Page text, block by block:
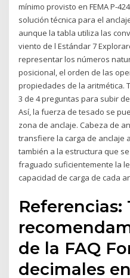
mínimo provisto en FEMA P-
solución técnica para el
aunque la tabla utiliza las
viento de l Estándar 7
representar los números
posicional, el orden de las
propiedades de la aritmética.
3 de 4 preguntas para subir
Así, la fuerza de tesado se
zona de anclaje. Cabeza de
transfiere la carga de anclaje
también a la estructura que
fraguado suficientemente la
capacidad de carga de cada
Referencias:
de la FAQ
decimales